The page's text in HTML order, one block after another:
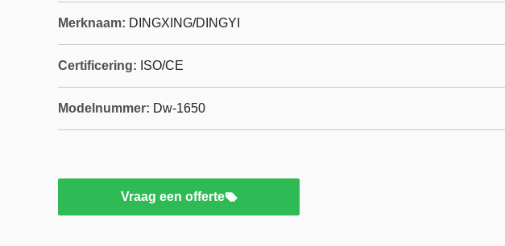
Merknaam: DINGXING/DINGYI
Certificering: ISO/CE
Modelnummer: Dw-1650
Vraag een offerte